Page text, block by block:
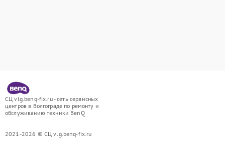
СЦ vlg.benq-fix.ru - сеть сервисных
центров в Волгограде по ремонту и
обслуживанию техники BenQ
2021-2026 © СЦ vlg.benq-fix.ru